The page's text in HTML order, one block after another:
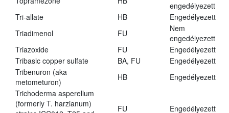
engedélyezett
Tri-allate
HB
Engedélyezett
Triadimenol
FU
Nem
engedélyezett
Triazoxide
FU
Engedélyezett
Tribasic copper sulfate
BA, FU
Engedélyezett
Tribenuron (aka
metometuron)
HB
Engedélyezett
Trichoderma asperellum
(formerly T. harzianum)
FU Engedélyezett